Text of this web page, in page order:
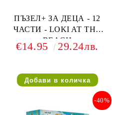
ПЪЗЕЛ+ ЗА ДЕЦА - 12
ЧАСТИ - LOKI AT THE
BEACH
€14.95 29.24лв.
-40%